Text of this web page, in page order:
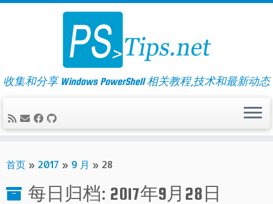
Skip
收集和分享 Windows PowerShell 相关教程,技术和最新动态
首页 » 2017 » 9 月 » 28
每日归档: 2017年9月28日